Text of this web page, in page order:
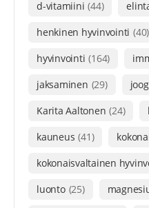
d-vitamiini (44)
henkinen hyvinvointi (40)
hyvinvointi (164)
jaksaminen (29)
Karita Aaltonen (24)
kauneus (41)
kokonaisvaltainen
luonto (25)